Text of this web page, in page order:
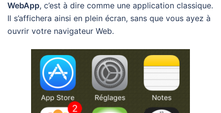
WebApp, c’est à dire comme une application classique.
Il s’affichera ainsi en plein écran, sans que vous ayez à
ouvrir votre navigateur Web.